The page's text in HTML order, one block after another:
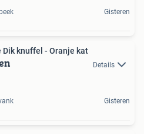
Gisteren
Dik knuffel - Oranje kat
Details
Gisteren